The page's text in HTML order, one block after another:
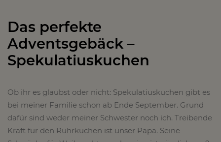
Das perfekte
Adventsgebäck –
Spekulatiuskuchen
Ob ihr es glaubst oder nicht: Spekulatiuskuchen gibt es
bei meiner Familie schon ab Ende September. Grund
dafür sind weder meiner Schwester noch ich. Treibende
Kraft für den Rührkuchen ist unser Papa. Seine